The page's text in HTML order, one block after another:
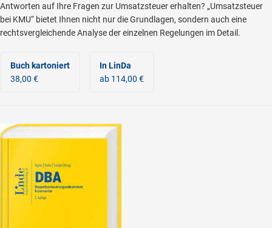
Antworten auf Ihre Fragen zur Umsatzsteuer erhalten? „Umsatzsteuer
bei KMU“ bietet Ihnen nicht nur die Grundlagen, sondern auch eine
rechtsvergleichende Analyse der einzelnen Regelungen im Detail.
Buch kartoniert
38,00 €
In LinDa
ab 114,00 €